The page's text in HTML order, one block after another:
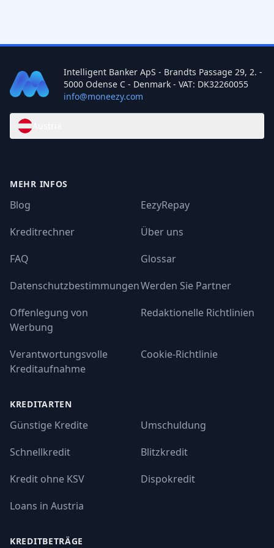
jedoch ihren Personalausweis,
Kreditverträge. Informieren Sie sich im Voraus
über alle benötigten Unterlagen, damit der
Prozess möglichst reibungslos ablaufen kann.
Intelligent Banker ApS - Brandts Passage 29, 2. -
5000 Odense C - Denmark - VAT: DK32260055
info@moneezy.com
MEHR INFOS
Blog
EezyRepay
Kreditrechner
Über uns
FAQ
Glossar
DatenschutzbestimmungenWerden Sie Partner
Offenlegung von
Werbung
Redaktionelle Richtlinien
Verantwortungsvolle
Kreditaufnahme
Cookie-Richtlinie
KREDITARTEN
Günstige Kredite
Umschuldung
Schnellkredit
Blitzkredit
Kredit ohne KSV
Dispokredit
Loans in Austria
KREDITBETRÄGE